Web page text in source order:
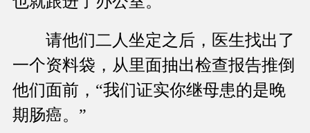
请他们二人坐定之后，医生找出了
一个资料袋，从里面抽出检查报告推倒
他们面前，“我们证实你继母患的是晚
期肠癌。”